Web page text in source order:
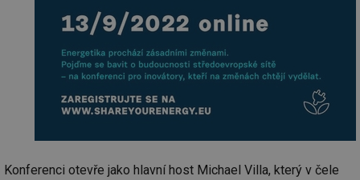
Konferenci otevře jako hlavní host Michael Villa, který v čele